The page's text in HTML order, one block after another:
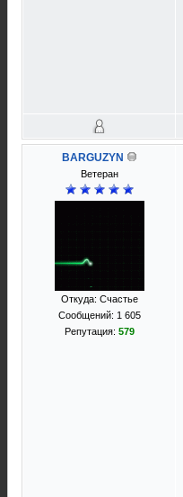
BARGUZYN
Ветеран
Откуда: Счастье
Сообщений: 1 605
Репутация: 579